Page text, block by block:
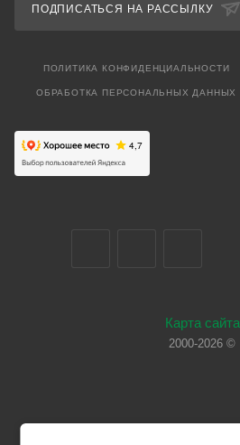
ПОДПИСАТЬСЯ НА РАССЫЛКУ
ПОЛИТИКА КОНФИДЕНЦИАЛЬНОСТИ
ОБРАБОТКА ПЕРСОНАЛЬНЫХ ДАННЫХ
Карта сайта
2000-2026 ©